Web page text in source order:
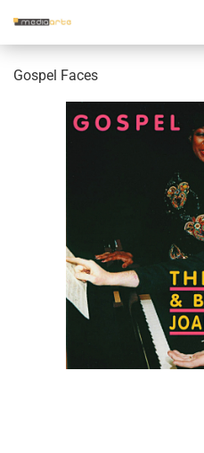
Gos­pel Faces